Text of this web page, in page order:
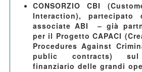
CONSORZIO CBI
Interaction), partecipato
associate ABI – già
per il Progetto CAPACI
Procedures Against
public contracts) sul
finanziario delle grandi